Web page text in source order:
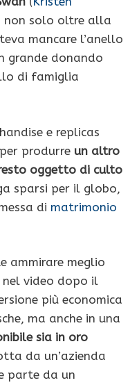
non solo oltre alla
mancare l’anello
grande donando
di famiglia
e replicas
produrre un altro
oggetto di culto
sparsi per il globo,
di matrimonio
ammirare meglio
video dopo il
più economica
ma anche in una
sia in oro
da un’azienda
parte da un